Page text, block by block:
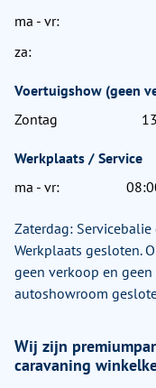
ma - vr:
za:
Voertuigshow (geen
Zontag
Werkplaats / Service
ma - vr:
Zaterdag:
Werkplaats gesloten.
geen verkoop en
autoshowroom
Wij zijn
caravaning